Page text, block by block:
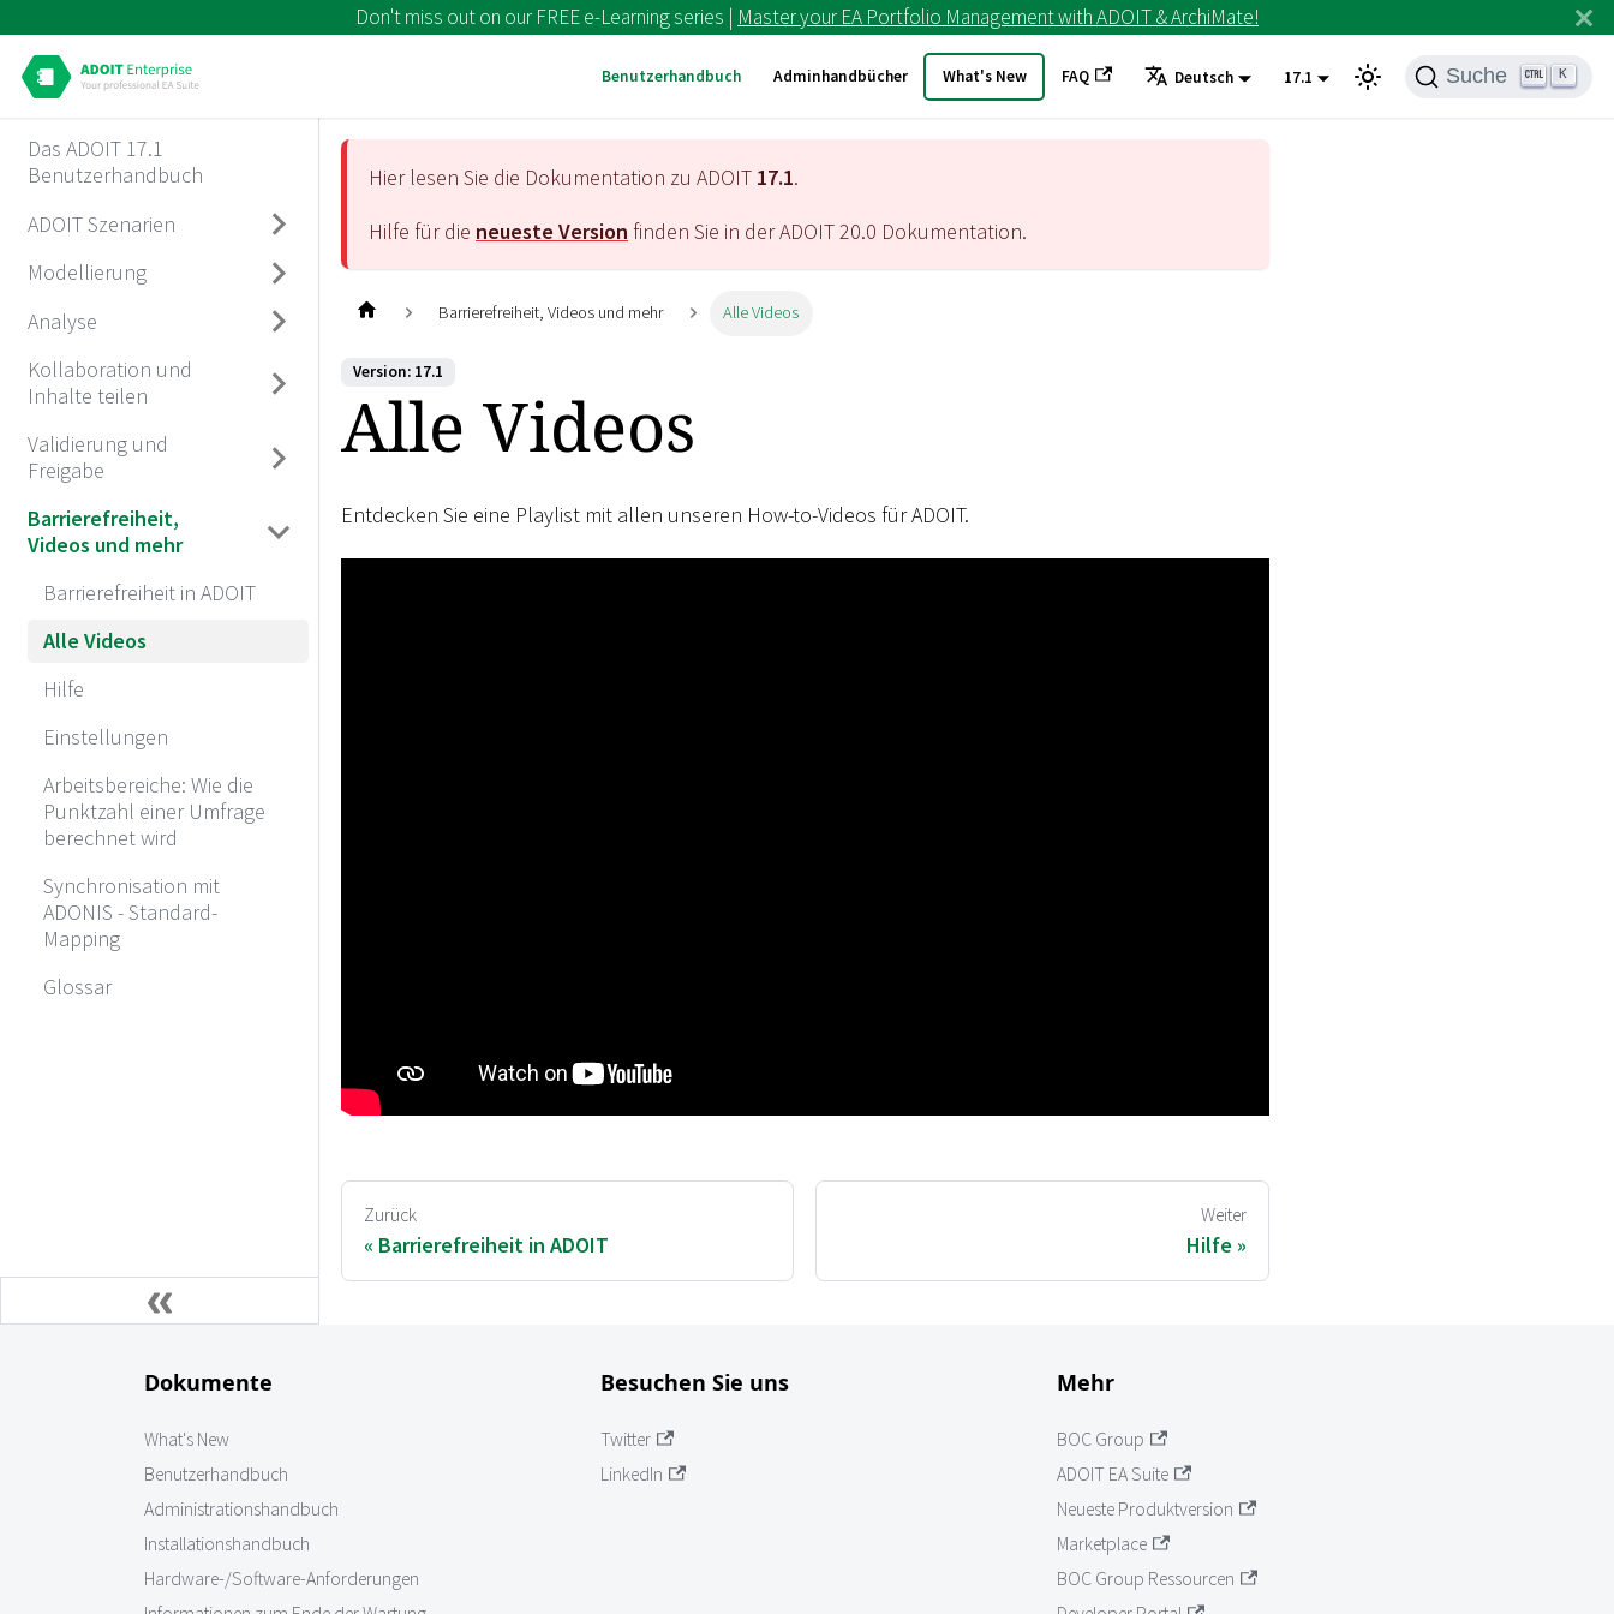
Don't miss out on our FREE e-Learning series | Master your EA Portfolio Management with ADOIT & ArchiMate!
Benutzerhandbuch Adminhandbücher What's New FAQ Deutsch 17.1 Suche K
Das ADOIT 17.1
Benutzerhandbuch
ADOIT Szenarien
Modellierung
Analyse
Kollaboration und
Inhalte teilen
Validierung und
Freigabe
Barrierefreiheit,
Videos und mehr
Barrierefreiheit in ADOIT
Alle Videos
Hilfe
Einstellungen
Arbeitsbereiche: Wie die
Punktzahl einer Umfrage
berechnet wird
Synchronisation mit
ADONIS - Standard-
Mapping
Glossar
Hier lesen Sie die Dokumentation zu ADOIT 17.1.
Hilfe für die neueste Version finden Sie in der ADOIT20.0 Dokumentation.
Barrierefreiheit, Videos und mehr Alle Videos
Version: 17.1
Alle Videos
Entdecken Sie eine Playlist mit allen unseren How-to-Videos für ADOIT.
Zurück
Barrierefreiheit in ADOIT
Weiter
Hilfe
Dokumente
What's New
Benutzerhandbuch
Administrationshandbuch
Installationshandbuch
Hardware-/Software-Anforderungen
Besuchen Sie uns
Twitter
LinkedIn
Mehr
BOC Group
ADOIT EA Suite
Neueste Produktversion
Marketplace
BOC Group Ressourcen